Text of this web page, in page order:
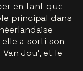
en tant que
principal dans
elle a sorti son
Van Jou', et le